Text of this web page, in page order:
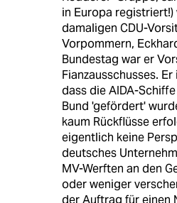
in Europa
damaligen CDU-
Vorpommern,
Bundestag war er
Fianzausschusses.
dass die AIDA-
Bund 'gefördert'
kaum Rückflüsse
eigentlich keine
deutsches
MV-Werften an den
oder weniger
der Auftrag für einen